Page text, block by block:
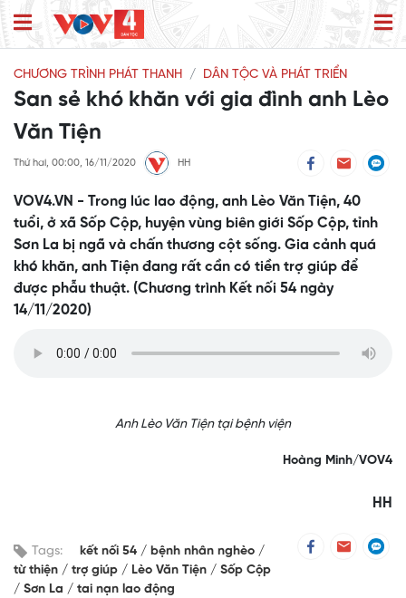
CHƯƠNG TRÌNH PHÁT THANH DÂN TỘC VÀ PHÁT TRIỂN
San sẻ khó khăn với gia đình anh Lèo
Văn Tiện
Thứ hai, 00:00, 16/11/2020 HH
VOV4.VN - Trong lúc lao động, anh Lèo Văn Tiện, 40
tuổi, ở xã Sốp Cộp, huyện vùng biên giới Sốp Cộp, tỉnh
Sơn La bị ngã và chấn thương cột sống. Gia cảnh quá
khó khăn, anh Tiện đang rất cần có tiền trợ giúp để
được phẫu thuật. (Chương trình Kết nối 54 ngày
14/11/2020)
Anh Lèo Văn Tiện tại bệnh viện
Hoàng Minh/VOV4
HH
Tags: kết nối 54
bệnh nhân nghèo
từ thiện
trợ giúp Lèo Văn Tiện
Sốp Cộp
Sơn La
tai nạn lao động